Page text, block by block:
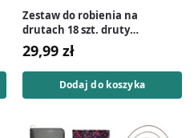
Zestaw do robienia na
drutach 18 szt. druty
bambusowe na żyłce
29,99 zł
Dodaj do koszyka